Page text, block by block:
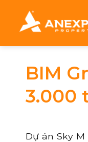
dung
BIM
3.000
Dự án Sky